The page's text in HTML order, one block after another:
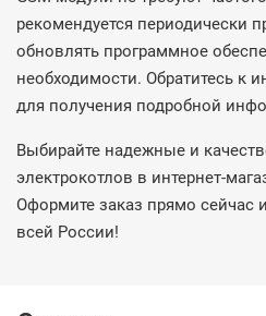
рекомендуется периодически
обновлять программное
необходимости. Обратитесь к
для получения подробной
Выбирайте надежные и
электрокотлов в интернет-
Оформите заказ прямо сейчас
всей России!